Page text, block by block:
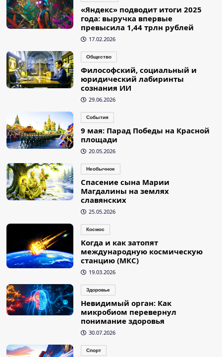
«Яндекс» подводит итоги 2025
года: выручка впервые
превысила 1,44 трлн рублей
17.02.2026
Общество
Философский, социальный и
юридический лабиринты
сознания ИИ
29.06.2026
События
9 мая: Парад Победы на Красной
площади
20.05.2026
Необычное
Спасение сына Марии
Магдалины на землях
славянских
25.05.2026
Космос
Когда и как затопят
международную космическую
станцию (МКС)
19.03.2026
Здоровье
Невидимый орган: Как
микробиом перевернул
понимание здоровья
30.07.2026
Спорт